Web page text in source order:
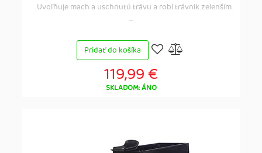
Uvoľňuje mach a uschnutú trávu a robí trávnik zelenším.
...
Pridať do košíka
119,99 €
SKLADOM: ÁNO